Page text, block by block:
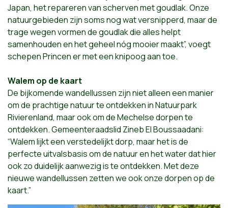
Japan, het repareren van scherven met goudlak. Onze
natuurgebieden zijn soms nog wat versnipperd, maar de
trage wegen vormen de goudlak die alles helpt
samenhouden en het geheel nóg mooier maakt”, voegt
schepen Princen er met een knipoog aan toe.
Walem op de kaart
De bijkomende wandellussen zijn niet alleen een manier
om de prachtige natuur te ontdekken in Natuurpark
Rivierenland, maar ook om de Mechelse dorpen te
ontdekken. Gemeenteraadslid Zineb El Boussaadani:
“Walem lijkt een verstedelijkt dorp, maar het is de
perfecte uitvalsbasis om de natuur en het water dat hier
ook zo duidelijk aanwezig is te ontdekken. Met deze
nieuwe wandellussen zetten we ook onze dorpen op de
kaart.”